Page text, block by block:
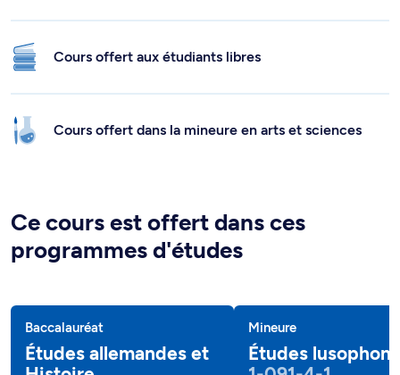
Cours offert aux étudiants libres
Cours offert dans la mineure en arts et sciences
Ce cours est offert dans ces
programmes d'études
Baccalauréat
Études allemandes et
Mineure
Études